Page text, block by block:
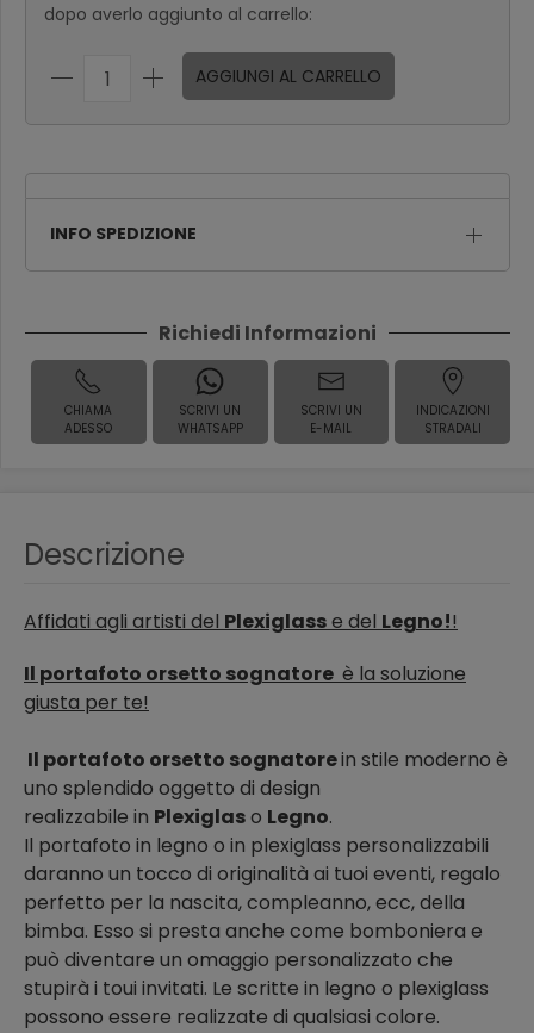
dopo averlo aggiunto al carrello:
AGGIUNGI AL CARRELLO
INFO SPEDIZIONE
Richiedi Informazioni
CHIAMA
ADESSO
SCRIVI UN
WHATSAPP
SCRIVI UN
E-MAIL
INDICAZIONI
STRADALI
Descrizione
Affidati agli artisti del Plexiglasse del Legno!!
Il portafoto orsetto sognatore è la soluzione
giusta per te!
Il portafoto orsetto sognatorein stile moderno è
uno splendido oggetto di design
realizzabile in Plexiglaso Legno.
Il portafoto in legno o in plexiglass personalizzabili
daranno un tocco di originalità ai tuoi eventi, regalo
perfetto per la nascita, compleanno, ecc, della
bimba. Esso si presta anche come bomboniera e
può diventare un omaggio personalizzato che
stupirà i toui invitati. Le scritte in legno o plexiglass
possono essere realizzate di qualsiasi colore.